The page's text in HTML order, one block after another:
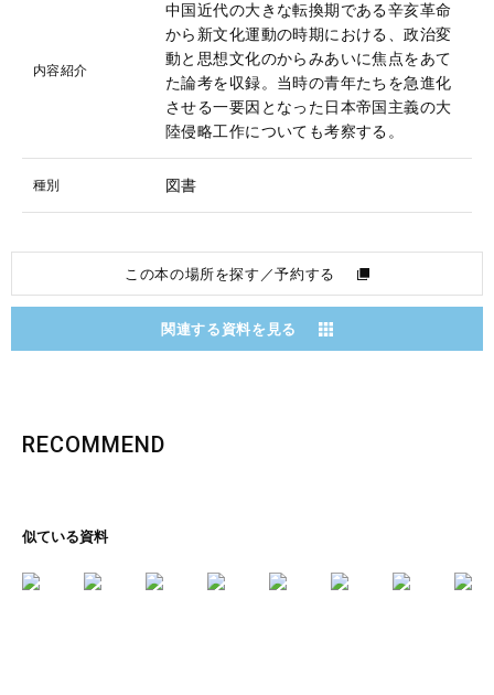
内容紹介
中国近代の大きな転換期である辛亥革命
から新文化運動の時期における、政治変
動と思想文化のからみあいに焦点をあて
た論考を収録。当時の青年たちを急進化
させる一要因となった日本帝国主義の大
陸侵略工作についても考察する。
種別 図書
この本の場所を探す／予約する
関連する資料を見る
RECOMMEND
似ている資料